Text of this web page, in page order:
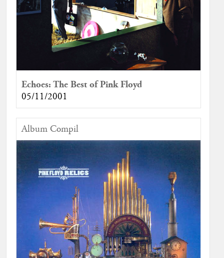
Echoes: The Best of Pink Floyd
05/11/2001
Album Compil